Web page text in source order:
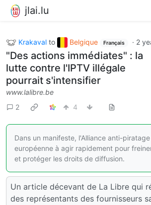
jlai.lu
Krakaval to Belgique Français · 2
"Des actions immédiates" : la
lutte contre l'IPTV illégale
pourrait s'intensifier
www.lalibre.be
2
4
Dans un manifeste, l'Alliance anti-
européenne à agir rapidement pour
et protéger les droits de diffusion.
Un article décevant de La Libre qui
des représentants des fournisseurs